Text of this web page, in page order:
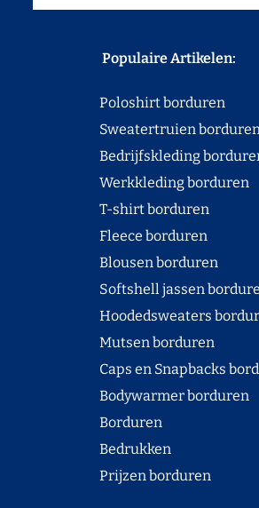
Populaire Artikelen:
Poloshirt
Sweatertruien
Bedrijfskleding
Werkkleding borduren
T-shirt borduren
Fleece borduren
Blousen borduren
Softshell jassen
Hoodedsweaters
Mutsen borduren
Caps en Snapbacks
Bodywarmer borduren
Borduren
Bedrukken
Prijzen borduren